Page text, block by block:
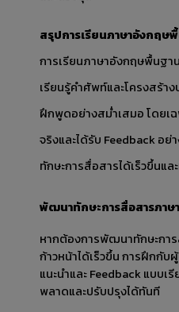
สรุปการเรียนภาษาอังกฤษ
การเรียนภาษาอังกฤษพื้นฐา
เรียนรู้คำศัพท์และโครงสร้า
ฝึกพูดอย่างสม่ำเสมอ โดยเ
จริงและได้รับ Feedback อ
ทักษะการสื่อสารได้เร็วขึ้นแล
พัฒนาทักษะการสื่อสารภา
หากต้องการพัฒนาทักษะกา
ก้าวหน้าได้เร็วขึ้น การฝึกกับ
แนะนำและ Feedback แบบเ
พลาดและปรับปรุงได้ทันที